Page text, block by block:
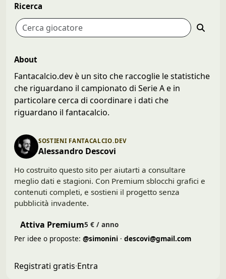
Ricerca
About
Fantacalcio.dev è un sito che raccoglie le statistiche
che riguardano il campionato di Serie A e in
particolare cerca di coordinare i dati che
riguardano il fantacalcio.
SOSTIENI FANTACALCIO.DEV
Alessandro Descovi
Ho costruito questo sito per aiutarti a consultare
meglio dati e stagioni. Con Premium sblocchi grafici e
contenuti completi, e sostieni il progetto senza
pubblicità invadente.
Attiva Premium5 € / anno
Per idee o proposte: @simonini · descovi@gmail.com
Registrati gratis·Entra